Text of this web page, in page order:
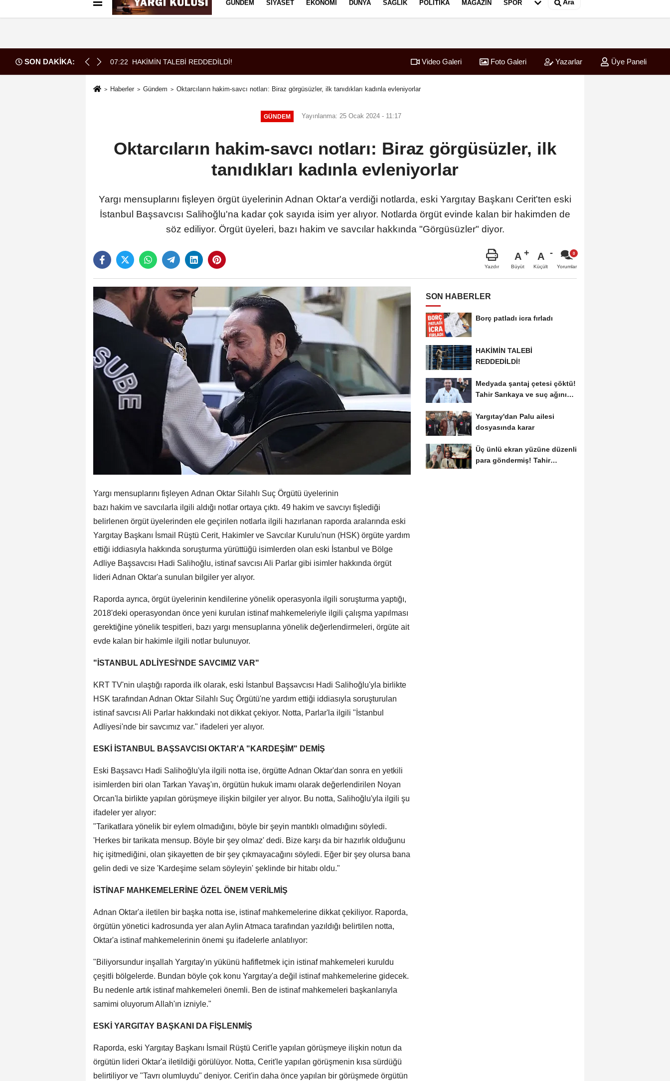
Künye İletişim Çerez Politikası
GÜNDEM SIYASET EKONOMI DÜNYA SAĞLIK POLITIKA MAGAZIN SPOR Ara
SON DAKİKA: 07:22 HAKİMİN TALEBİ REDDEDİLDİ! Borç patladı icra fırladı
Video Galeri Foto Galeri Yazarlar Üye Paneli
Haberler Gündem Oktarcıların hakim-savcı notları: Biraz görgüsüzler, ilk tanıdıkları kadınla evleniyorlar
GÜNDEM Yayınlanma: 25 Ocak 2024 - 11:17
Oktarcıların hakim-savcı notları: Biraz görgüsüzler, ilk
tanıdıkları kadınla evleniyorlar
Yargı mensuplarını fişleyen örgüt üyelerinin Adnan Oktar'a verdiği notlarda, eski Yargıtay Başkanı Cerit'ten eski
İstanbul Başsavcısı Salihoğlu'na kadar çok sayıda isim yer alıyor. Notlarda örgüt evinde kalan bir hakimden de
söz ediliyor. Örgüt üyeleri, bazı hakim ve savcılar hakkında "Görgüsüzler" diyor.
Yazdır
A
Büyüt
A
Küçült Yorumlar
Yargı mensuplarını fişleyen Adnan Oktar Silahlı Suç Örgütü üyelerinin
bazı hakim ve savcılarla ilgili aldığı notlar ortaya çıktı. 49 hakim ve savcıyı fişlediği
belirlenen örgüt üyelerinden ele geçirilen notlarla ilgili hazırlanan raporda aralarında eski
Yargıtay Başkanı İsmail Rüştü Cerit, Hakimler ve Savcılar Kurulu'nun (HSK) örgüte yardım
ettiği iddiasıyla hakkında soruşturma yürüttüğü isimlerden olan eski İstanbul ve Bölge
Adliye Başsavcısı Hadi Salihoğlu, istinaf savcısı Ali Parlar gibi isimler hakkında örgüt
lideri Adnan Oktar'a sunulan bilgiler yer alıyor.
Raporda ayrıca, örgüt üyelerinin kendilerine yönelik operasyonla ilgili soruşturma yaptığı,
2018'deki operasyondan önce yeni kurulan istinaf mahkemeleriyle ilgili çalışma yapılması
gerektiğine yönelik tespitleri, bazı yargı mensuplarına yönelik değerlendirmeleri, örgüte ait
evde kalan bir hakimle ilgili notlar bulunuyor.
"İSTANBUL ADLİYESİ'NDE SAVCIMIZ VAR"
KRT TV'nin ulaştığı raporda ilk olarak, eski İstanbul Başsavcısı Hadi Salihoğlu'yla birlikte
HSK tarafından Adnan Oktar Silahlı Suç Örgütü'ne yardım ettiği iddiasıyla soruşturulan
istinaf savcısı Ali Parlar hakkındaki not dikkat çekiyor. Notta, Parlar'la ilgili "İstanbul
Adliyesi'nde bir savcımız var." ifadeleri yer alıyor.
ESKİ İSTANBUL BAŞSAVCISI OKTAR'A "KARDEŞİM" DEMİŞ
Eski Başsavcı Hadi Salihoğlu'yla ilgili notta ise, örgütte Adnan Oktar'dan sonra en yetkili
isimlerden biri olan Tarkan Yavaş'ın, örgütün hukuk imamı olarak değerlendirilen Noyan
Orcan'la birlikte yapılan görüşmeye ilişkin bilgiler yer alıyor. Bu notta, Salihoğlu'yla ilgili şu
ifadeler yer alıyor:
"Tarikatlara yönelik bir eylem olmadığını, böyle bir şeyin mantıklı olmadığını söyledi.
'Herkes bir tarikata mensup. Böyle bir şey olmaz' dedi. Bize karşı da bir hazırlık olduğunu
hiç işitmediğini, olan şikayetten de bir şey çıkmayacağını söyledi. Eğer bir şey olursa bana
gelin dedi ve size 'Kardeşime selam söyleyin' şeklinde bir hitabı oldu."
İSTİNAF MAHKEMELERİNE ÖZEL ÖNEM VERİLMİŞ
Adnan Oktar'a iletilen bir başka notta ise, istinaf mahkemelerine dikkat çekiliyor. Raporda,
örgütün yönetici kadrosunda yer alan Aylin Atmaca tarafından yazıldığı belirtilen notta,
Oktar'a istinaf mahkemelerinin önemi şu ifadelerle anlatılıyor:
"Biliyorsundur inşallah Yargıtay'ın yükünü hafifletmek için istinaf mahkemeleri kuruldu
çeşitli bölgelerde. Bundan böyle çok konu Yargıtay'a değil istinaf mahkemelerine gidecek.
Bu nedenle artık istinaf mahkemeleri önemli. Ben de istinaf mahkemeleri başkanlarıyla
samimi oluyorum Allah'ın izniyle."
ESKİ YARGITAY BAŞKANI DA FİŞLENMİŞ
Raporda, eski Yargıtay Başkanı İsmail Rüştü Cerit'le yapılan görüşmeye ilişkin notun da
örgütün lideri Oktar'a iletildiği görülüyor. Notta, Cerit'le yapılan görüşmenin kısa sürdüğü
belirtiliyor ve "Tavrı olumluydu" deniyor. Cerit'in daha önce yapılan bir görüşmede örgütün
SON HABERLER
Borç patladı icra fırladı
HAKİMİN TALEBİ
REDDEDİLDİ!
Medyada şantaj çetesi çöktü!
Tahir Sarıkaya ve suç ağının
Yargıtay'dan Palu ailesi
dosyasında karar
Üç ünlü ekran yüzüne düzenli
para göndermiş! Tahir